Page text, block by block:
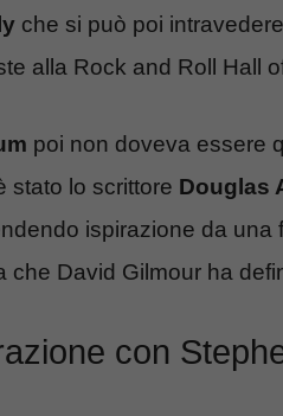
che si può poi
alla Rock and Roll Hall
poi non doveva essere
stato lo scrittore Douglas
ispirazione da una
che David Gilmour ha
con